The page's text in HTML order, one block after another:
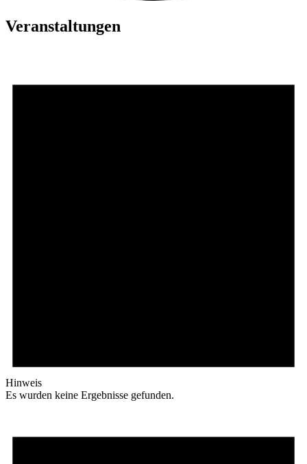
Veranstaltungen
Hinweis
Es wurden keine Ergebnisse gefunden.